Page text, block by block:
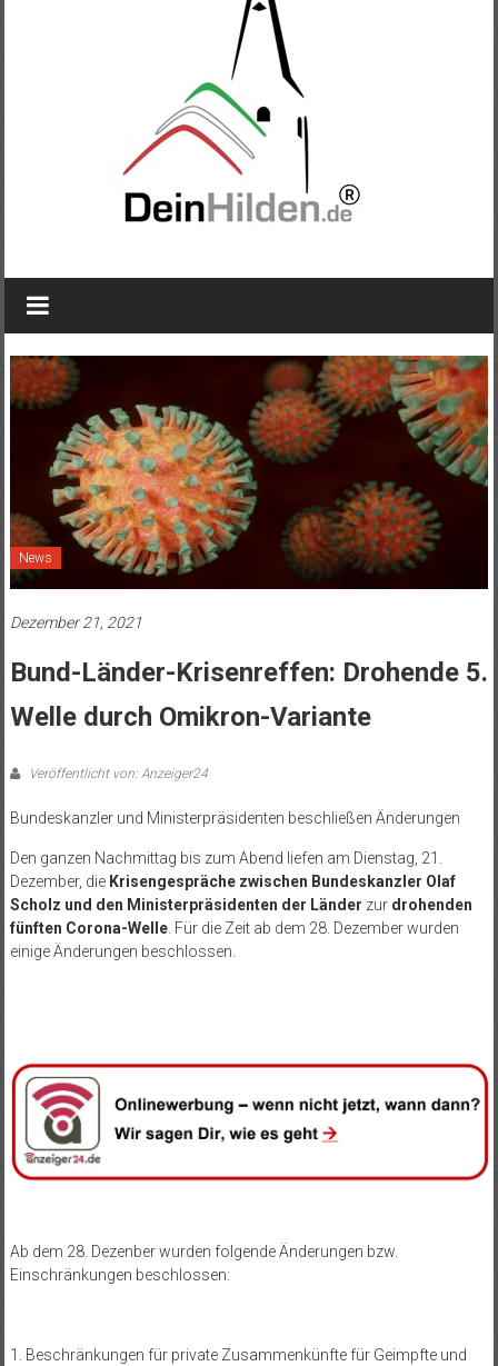
News
Dezember 21, 2021
Bund-Länder-Krisenreffen: Drohende 5.
Welle durch Omikron-Variante
Veröffentlicht von: Anzeiger24
Bundeskanzler und Ministerpräsidenten beschließen Änderungen
Den ganzen Nachmittag bis zum Abend liefen am Dienstag, 21.
Dezember, die Krisengespräche zwischen Bundeskanzler Olaf
Scholz und den Ministerpräsidenten der Länder zur drohenden
fünften Corona-Welle. Für die Zeit ab dem 28. Dezember wurden
einige Änderungen beschlossen.
Ab dem 28. Dezenber wurden folgende Änderungen bzw.
Einschränkungen beschlossen:
1. Beschränkungen für private Zusammenkünfte für Geimpfte und